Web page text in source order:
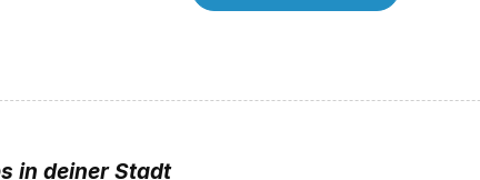
in deiner Stadt